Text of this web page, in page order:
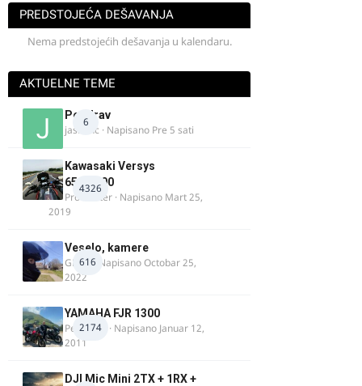
PREDSTOJEĆA DEŠAVANJA
Nema predstojećih dešavanja u kalendaru.
AKTUELNE TEME
6
Pozdrav
jasminc · Napisano Pre 5 sati
4326
Kawasaki Versys
650/1000
ProMaster · Napisano Mart 25,
2019
616
Veselo, kamere
GR 46· NapisanoOctobar 25,
2022
2174
YAMAHA FJR 1300
Petartdm · Napisano Januar 12,
2011
DJI Mic Mini 2TX + 1RX +